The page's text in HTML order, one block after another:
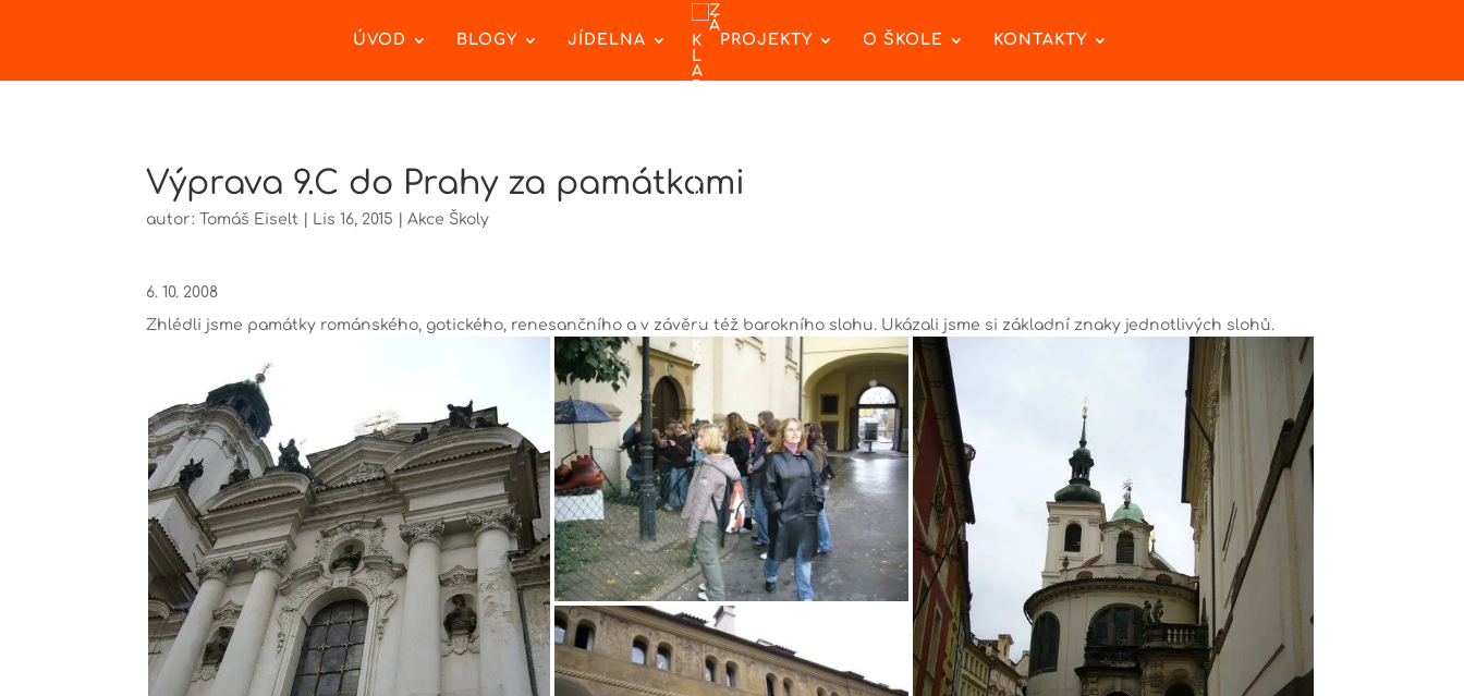
ÚVOD BLOGY JÍDELNA PROJEKTY O ŠKOLE KONTAKTY
Výprava 9.C do Prahy za památkami
autor: Tomáš Eiselt Lis 16, 2015 |Akce Školy
6. 10. 2008
Zhlédli jsme památky románského, gotického, renesančního a v závěru též barokního slohu. Ukázali jsme si základní znaky jednotlivých slohů.